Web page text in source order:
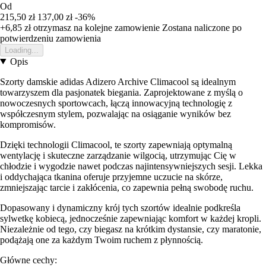
Od
215,50 zł 137,00 zł -36%
+6,85 złotrzymasz na kolejne zamowienie Zostana naliczone po
potwierdzeniu zamowienia
Loading...
Opis
Szorty damskie adidas Adizero Archive Climacool są idealnym
towarzyszem dla pasjonatek biegania. Zaprojektowane z myślą o
nowoczesnych sportowcach, łączą innowacyjną technologię z
współczesnym stylem, pozwalając na osiąganie wyników bez
kompromisów.
Dzięki technologii Climacool, te szorty zapewniają optymalną
wentylację i skuteczne zarządzanie wilgocią, utrzymując Cię w
chłodzie i wygodzie nawet podczas najintensywniejszych sesji. Lekka
i oddychająca tkanina oferuje przyjemne uczucie na skórze,
zmniejszając tarcie i zakłócenia, co zapewnia pełną swobodę ruchu.
Dopasowany i dynamiczny krój tych szortów idealnie podkreśla
sylwetkę kobiecą, jednocześnie zapewniając komfort w każdej kropli.
Niezależnie od tego, czy biegasz na krótkim dystansie, czy maratonie,
podążają one za każdym Twoim ruchem z płynnością.
Główne cechy: